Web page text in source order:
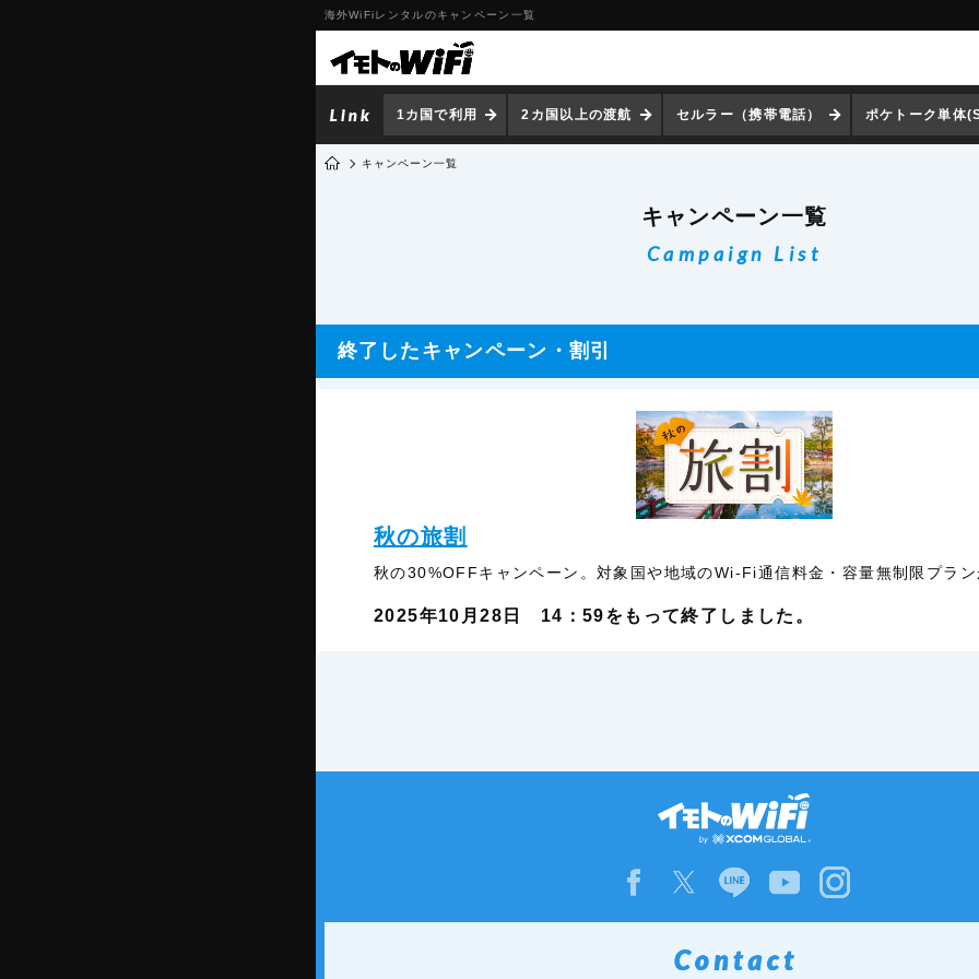
海外WiFiレンタルのキャンペーン一覧
1カ国で利用 2カ国以上の渡航 セルラー（携帯電話） ポケトーク単体
キャンペーン一覧
キャンペーン一覧
Campaign List
終了したキャンペーン ・割引
秋の旅割
秋の30%OFFキャンペーン。対象国や地域のWi-Fi通信料金・容量無制限プラン
2025年10月28日 14：59をもって終了しました。